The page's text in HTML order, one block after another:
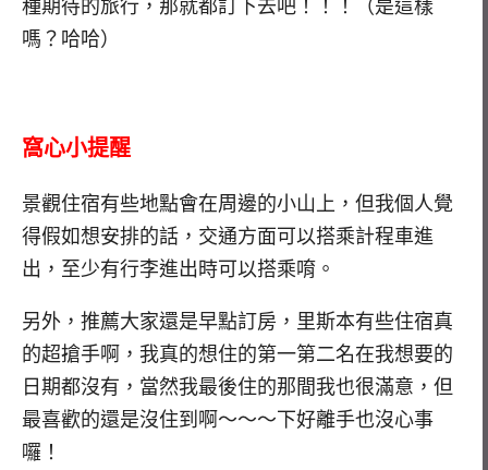
種期待的旅行，那就都訂下去吧！！！（是這樣
嗎？哈哈）
窩心小提醒
景觀住宿有些地點會在周邊的小山上，但我個人覺
得假如想安排的話，交通方面可以搭乘計程車進
出，至少有行李進出時可以搭乘唷。
另外，推薦大家還是早點訂房，里斯本有些住宿真
的超搶手啊，我真的想住的第一第二名在我想要的
日期都沒有，當然我最後住的那間我也很滿意，但
最喜歡的還是沒住到啊～～～下好離手也沒心事
囉！